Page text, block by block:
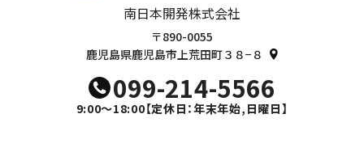
南日本開発株式会社
〒890-0055
鹿児島県鹿児島市上荒田町３８−８
099-214-5566
9:00～18:00【定休日：年末年始,日曜日】